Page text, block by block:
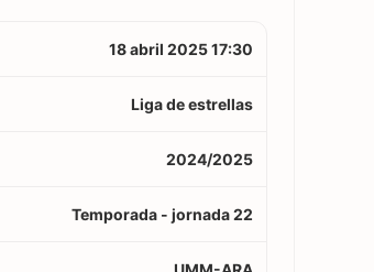
18 abril 2025 17:30
Liga de estrellas
2024/2025
Temporada - jornada 22